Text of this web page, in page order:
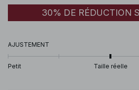
30% DE RÉDUCTION
AJUSTEMENT
Petit Taille réelle